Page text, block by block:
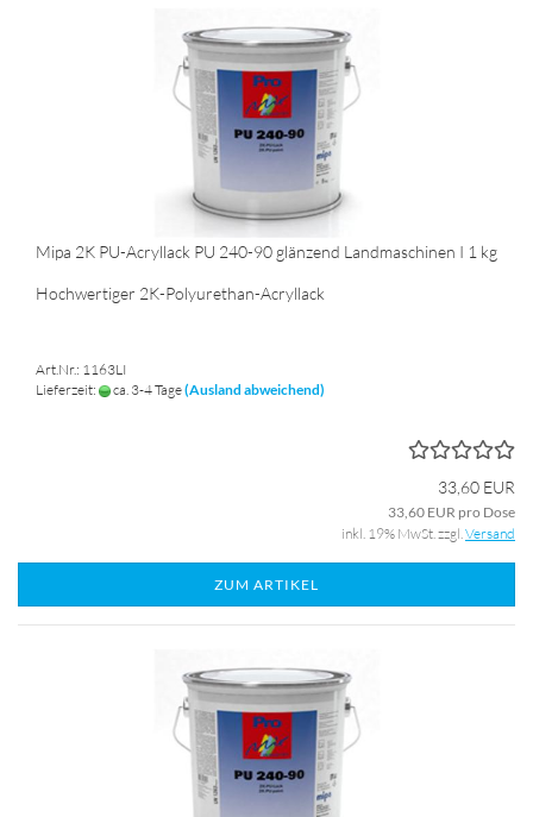
Mipa 2K PU-Acryllack PU 240-90 glänzend Landmaschinen I 1 kg
Hochwertiger 2K-Polyurethan-Acryllack
Art.Nr.: 1163LI
Lieferzeit:
ca. 3-4 Tage(Ausland abweichend)
33,60 EUR
33,60 EUR pro Dose
inkl. 19% MwSt. zzgl.Versand
ZUM ARTIKEL